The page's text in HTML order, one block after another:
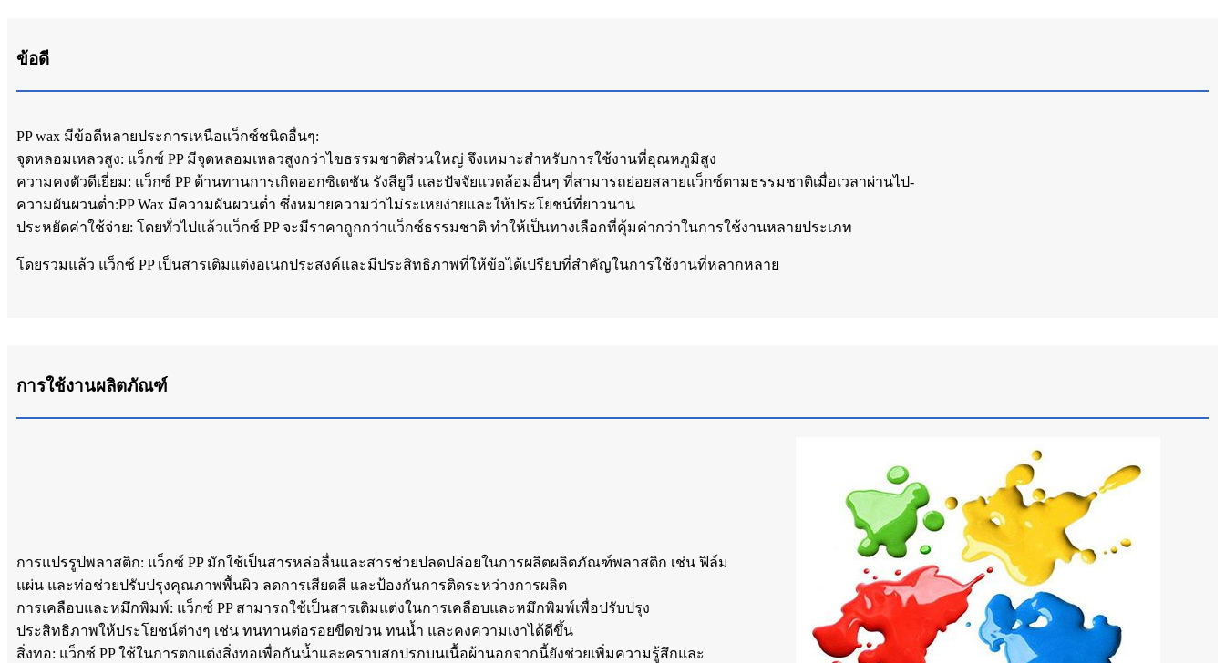
ข้อดี
PP wax มีข้อดีหลายประการเหนือแว็กซ์ชนิดอื่นๆ:
จุดหลอมเหลวสูง: แว็กซ์ PP มีจุดหลอมเหลวสูงกว่าไขธรรมชาติส่วนใหญ่ จึงเหมาะสำหรับการใช้งานที่อุณหภูมิสูง
ความคงตัวดีเยี่ยม: แว็กซ์ PP ต้านทานการเกิดออกซิเดชัน รังสียูวี และปัจจัยแวดล้อมอื่นๆ ที่สามารถย่อยสลายแว็กซ์ตามธรรมชาติเมื่อเวลาผ่านไป-
ความผันผวนต่ำ:PP Wax มีความผันผวนต่ำ ซึ่งหมายความว่าไม่ระเหยง่ายและให้ประโยชน์ที่ยาวนาน
ประหยัดค่าใช้จ่าย: โดยทั่วไปแล้วแว็กซ์ PP จะมีราคาถูกกว่าแว็กซ์ธรรมชาติ ทำให้เป็นทางเลือกที่คุ้มค่ากว่าในการใช้งานหลายประเภท
โดยรวมแล้ว แว็กซ์ PP เป็นสารเติมแต่งอเนกประสงค์และมีประสิทธิภาพที่ให้ข้อได้เปรียบที่สำคัญในการใช้งานที่หลากหลาย
การใช้งานผลิตภัณฑ์
การแปรรูปพลาสติก: แว็กซ์ PP มักใช้เป็นสารหล่อลื่นและสารช่วยปลดปล่อยในการผลิตผลิตภัณฑ์พลาสติก เช่น ฟิล์ม
แผ่น และท่อช่วยปรับปรุงคุณภาพพื้นผิว ลดการเสียดสี และป้องกันการติดระหว่างการผลิต
การเคลือบและหมึกพิมพ์: แว็กซ์ PP สามารถใช้เป็นสารเติมแต่งในการเคลือบและหมึกพิมพ์เพื่อปรับปรุง
ประสิทธิภาพให้ประโยชน์ต่างๆ เช่น ทนทานต่อรอยขีดข่วน ทนน้ำ และคงความเงาได้ดีขึ้น
สิ่งทอ: แว็กซ์ PP ใช้ในการตกแต่งสิ่งทอเพื่อกันน้ำและคราบสกปรกบนเนื้อผ้านอกจากนี้ยังช่วยเพิ่มความรู้สึกและ